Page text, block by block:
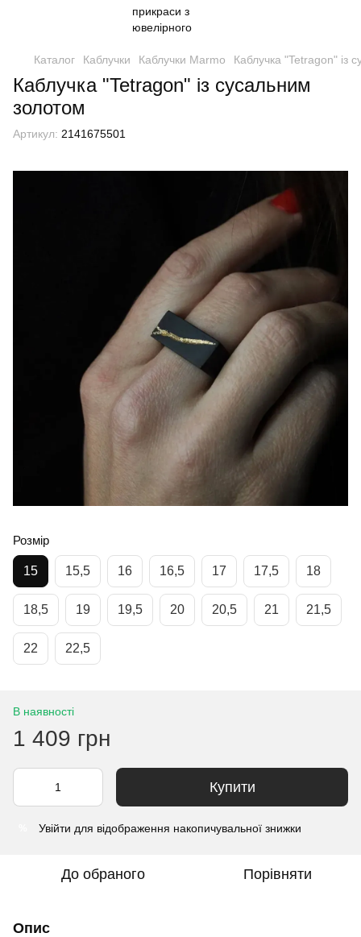
Каталог Каблучки Каблучки Marmo Каблучка "Tetragon" із
Каблучка "Tetragon" із сусальним
золотом
Артикул: 2141675501
Розмір
15 15,5 16 16,5 17 17,5 18
18,5 19 19,5 20 20,5 21 21,5
22 22,5
В наявності
1 409 грн
Купити
Увійти для відображення накопичувальної знижки
До обраного Порівняти
Опис